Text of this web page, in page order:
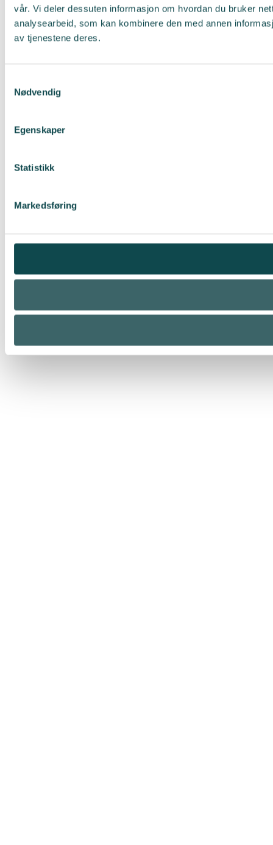
vår. Vi deler dessuten informasjon om hvordan du bruker
analysearbeid, som kan kombinere den med annen
av tjenestene deres.
Nødvendig
Egenskaper
Statistikk
Markedsføring